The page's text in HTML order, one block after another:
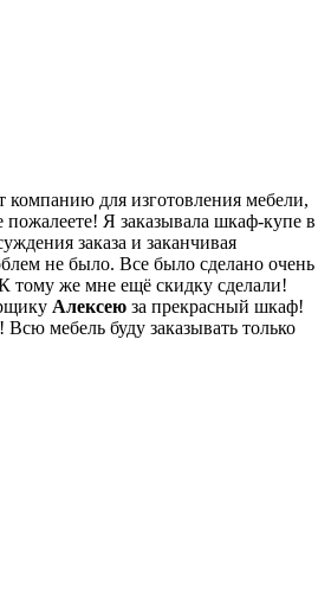
компанию для изготовления мебели,
Я заказывала шкаф-купе в
заказа и заканчивая
не было. Все было сделано очень
тому же мне ещё скидку сделали!
Алексею за прекрасный шкаф!
Всю мебель буду заказывать только